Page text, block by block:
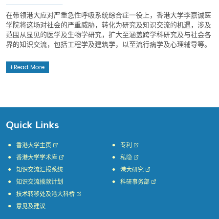
在带领港大应对严重急性呼吸系统综合症一役上，香港大学李嘉诚医
学院将这场对社会的严重威胁，转化为研究及知识交流的机遇，涉及
范围从显见的医学及生物学研究，扩大至涵盖跨学科研究及与社会各
界的知识交流，包括工程学及建筑学，以至流行病学及心理辅导等。
Read More
Quick Links
香港大学主页
香港大学学术库
知识交流汇报系统
知识交流拨款计划
专利
私隐
港大研究
科研事务部
技术转移处及港大科桥
意见及建议